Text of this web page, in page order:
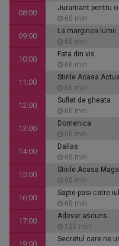
08:00
Juramant pentru o
60 min
09:00
La marginea lumii
60 min
10:00
Fata din vis
60 min
11:00
Stirile Acasa
60 min
12:00
Suflet de gheata
60 min
13:00
Domenica
60 min
14:00
Dallas
60 min
15:00
Stirile Acasa
60 min
16:00
Sapte pasi catre
60 min
17:00
Adevar ascuns
120 min
19:00
Secretul care ne